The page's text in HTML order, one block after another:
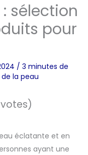
sélection
pour
/ 3 minutes de
de la peau
éclatante et en
ayant une